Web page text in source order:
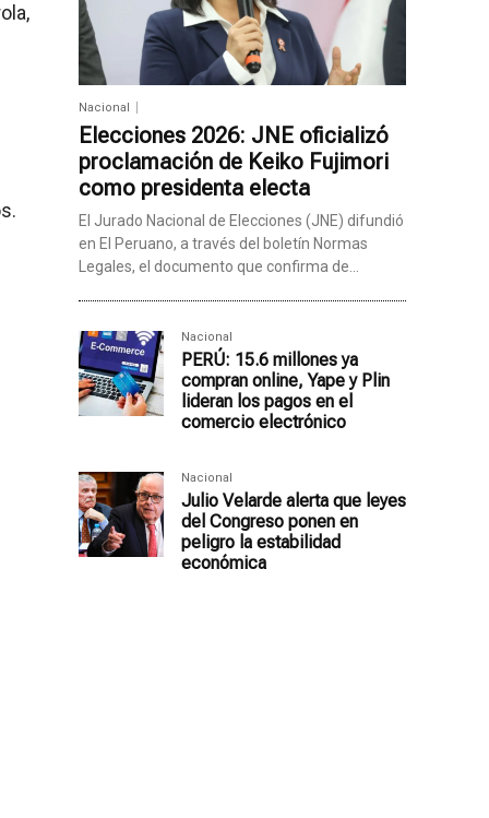
Nacional
Elecciones 2026: JNE oficializó
proclamación de Keiko Fujimori
como presidenta electa
El Jurado Nacional de Elecciones (JNE) difundió
en El Peruano, a través del boletín Normas
Legales, el documento que confirma de...
Nacional
PERÚ: 15.6 millones ya
compran online, Yape y Plin
lideran los pagos en el
comercio electrónico
Nacional
Julio Velarde alerta que leyes
del Congreso ponen en
peligro la estabilidad
económica